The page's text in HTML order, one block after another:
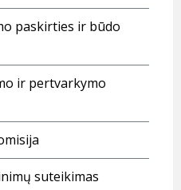
paskirties ir būdo
ir pertvarkymo
suteikimas